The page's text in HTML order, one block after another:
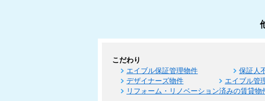
こだわり
エイブル保証管理物件 保証人
デザイナーズ物件
エイブル管
リフォーム・リノベーション済みの賃貸物